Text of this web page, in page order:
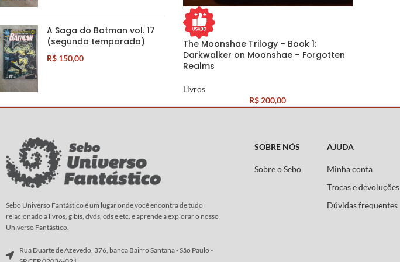
A Saga do Batman vol. 17
(segunda temporada)
R$ 150,00
The Moonshae Trilogy – Book 1:
Darkwalker on Moonshae – Forgotten
Realms
Livros
R$ 200,00
Sebo Universo Fantástico é um lugar onde você encontra de tudo
relacionado a livros, gibis, dvds, cds e etc. e aprende a explorar o nosso
Universo Fantástico.
Rua Duarte de Azevedo, 376, banca Bairro Santana - São Paulo -
SOBRE NÓS
Sobre o Sebo
AJUDA
Minha conta
Trocas e devoluções
Dúvidas frequentes